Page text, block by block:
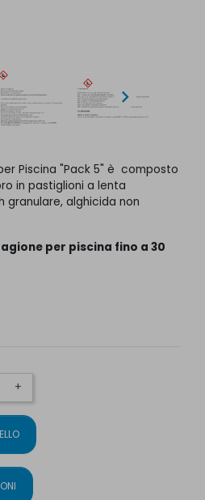

Piscina "Pack 5" è composto
in pastiglioni a lenta
granulare, alghicida non
per piscina fino a 30
+